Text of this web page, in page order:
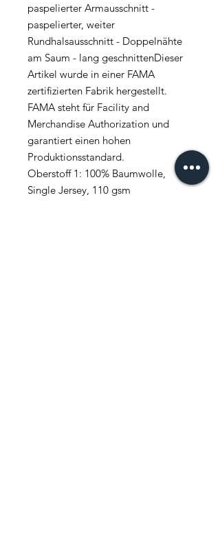
paspelierter Armausschnitt -
paspelierter, weiter
Rundhalsausschnitt - Doppelnähte
am Saum - lang geschnittenDieser
Artikel wurde in einer FAMA
zertifizierten Fabrik hergestellt.
FAMA steht für Facility and
Merchandise Authorization und
garantiert einen hohen
Produktionsstandard.
Oberstoff 1: 100% Baumwolle,
Single Jersey, 110 gsm